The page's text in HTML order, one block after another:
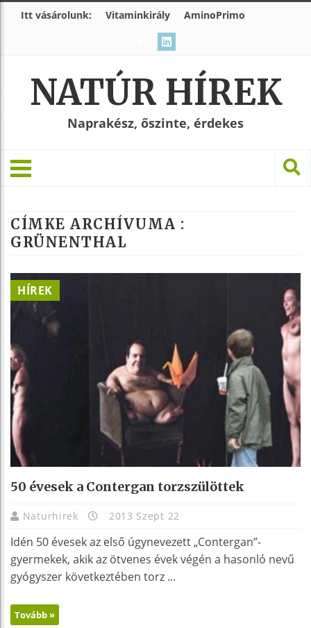
Itt vásárolunk: Vitaminkirály AminoPrimo
NATÚR HÍREK
Naprakész, őszinte, érdekes
CÍMKE ARCHÍVUMA :
GRÜNENTHAL
HÍREK
50 évesek a Contergan torzszülöttek
Naturhirek 2013 Szept 22
Idén 50 évesek az első úgynevezett „Contergan”-
gyermekek, akik az ötvenes évek végén a hasonló nevű
gyógyszer következtében torz ...
Tovább »